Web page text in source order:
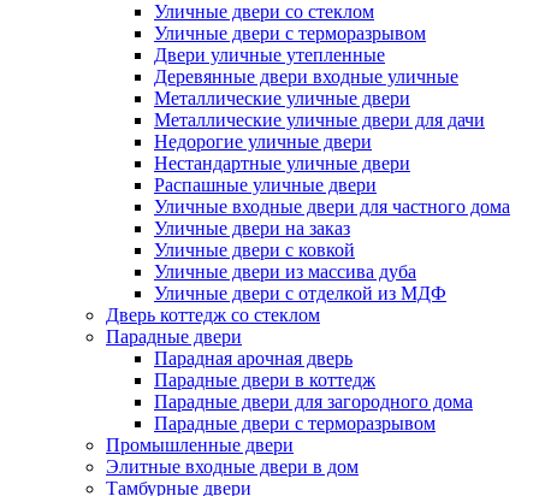
Уличные двери со стеклом
Уличные двери с терморазрывом
Двери уличные утепленные
Деревянные двери входные уличные
Металлические уличные двери
Металлические уличные двери для дачи
Недорогие уличные двери
Нестандартные уличные двери
Распашные уличные двери
Уличные входные двери для частного дома
Уличные двери на заказ
Уличные двери с ковкой
Уличные двери из массива дуба
Уличные двери с отделкой из МДФ
Дверь коттедж со стеклом
Парадные двери
Парадная арочная дверь
Парадные двери в коттедж
Парадные двери для загородного дома
Парадные двери с терморазрывом
Промышленные двери
Элитные входные двери в дом
Тамбурные двери